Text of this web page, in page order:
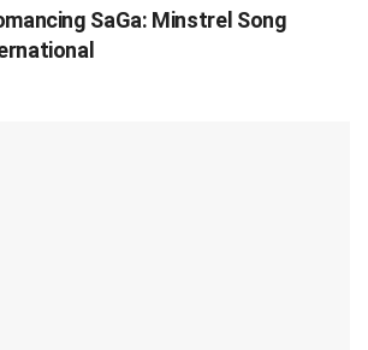
SaGa: Minstrel Song